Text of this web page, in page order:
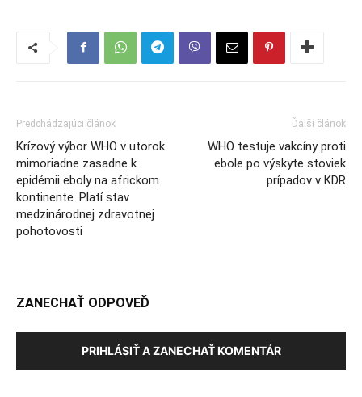
Predchádzajúci článok
Krízový výbor WHO v utorok
mimoriadne zasadne k
epidémii eboly na africkom
kontinente. Platí stav
medzinárodnej zdravotnej
pohotovosti
Ďalší článok
WHO testuje vakcíny proti
ebole po výskyte stoviek
prípadov v KDR
ZANECHAŤ ODPOVEĎ
PRIHLÁSIŤ A ZANECHAŤ KOMENTÁR